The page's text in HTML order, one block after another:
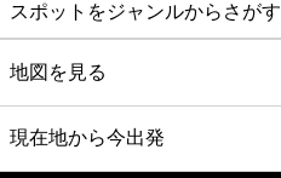
スポットをジャンルからさがす
グルメ
映画
地図を見る
現在地から今出発